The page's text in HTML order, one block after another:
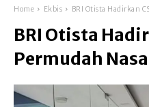
Home Ekbis BRI Otista Hadirkan
BRI Otista
Permudah